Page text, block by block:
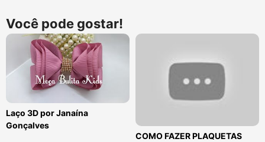
Você pode gostar!
Laço 3D por Janaína
Gonçalves
COMO FAZER PLAQUETAS